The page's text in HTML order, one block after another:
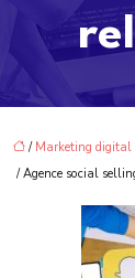
/ Marketing digital
/ Agence social